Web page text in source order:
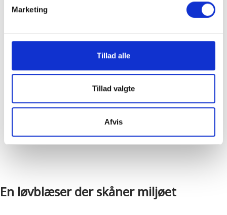
Marketing
Tillad alle
Tillad valgte
Afvis
løvblæseren på daglig basis. Hvis du skal
anvende løvblæseren oftere, anbefaler vi, at
med en masse forskellige funktioner og
egenskaber. Fælles for dem alle er den
holdbare kommercielle kvalitet.
En løvblæser der skåner miljøet